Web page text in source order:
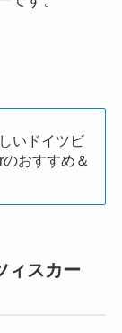
いドイツビ
おすすめ＆
スカー